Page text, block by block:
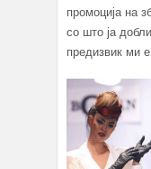
промоција на
со што ја
предизвик ми